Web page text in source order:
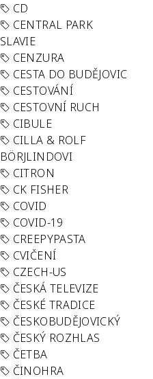
CD
CENTRAL PARK
SLAVIE
CENZURA
CESTA DO BUDĚJOVIC
CESTOVÁNÍ
CESTOVNÍ RUCH
CIBULE
CILLA & ROLF
BÖRJLINDOVI
CITRON
CK FISHER
COVID
COVID-19
CREEPYPASTA
CVIČENÍ
CZECH-US
ČESKÁ TELEVIZE
ČESKÉ TRADICE
ČESKOBUDĚJOVICKÝ
ČESKÝ ROZHLAS
ČETBA
ČINOHRA